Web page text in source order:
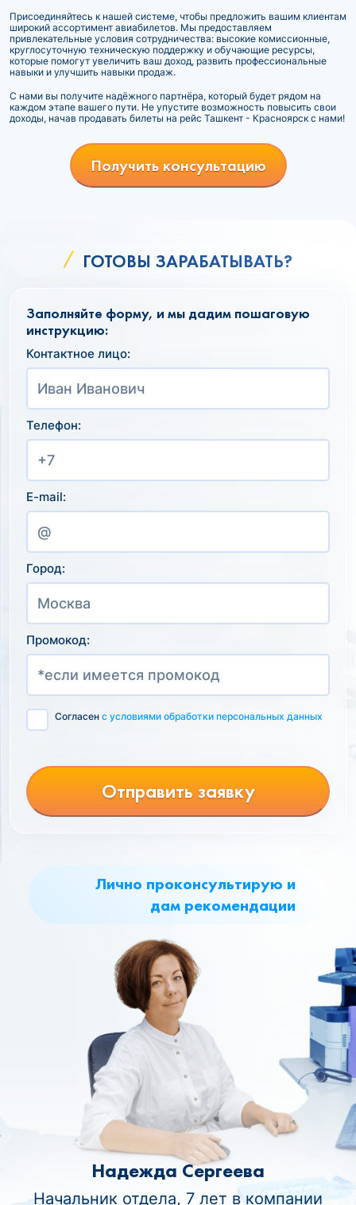
Присоединяйтесь к нашей системе, чтобы предложить вашим клиентам
широкий ассортимент авиабилетов. Мы предоставляем
привлекательные условия сотрудничества: высокие комиссионные,
круглосуточную техническую поддержку и обучающие ресурсы,
которые помогут увеличить ваш доход, развить профессиональные
навыки и улучшить навыки продаж.
С нами вы получите надёжного партнёра, который будет рядом на
каждом этапе вашего пути. Не упустите возможность повысить свои
доходы, начав продавать билеты на рейс Ташкент - Красноярск с нами!
Получить консультацию
ГОТОВЫ ЗАРАБАТЫВАТЬ?
Лично проконсультирую и
дам рекомендации
Надежда Сергеева
Начальник отдела, 7 лет в компании
Заполняйте форму, и мы дадим пошаговую
инструкцию:
Контактное лицо:
Телефон:
E-mail:
Город:
Промокод:
Согласен с условиями обработки персональных данных
Отправить заявку